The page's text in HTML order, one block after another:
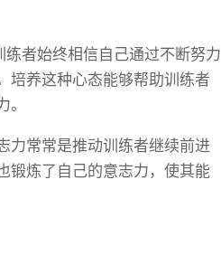
者始终相信自己通过不断努力
培养这种心态能够帮助训练者
力常常是推动训练者继续前进
锻炼了自己的意志力，使其能